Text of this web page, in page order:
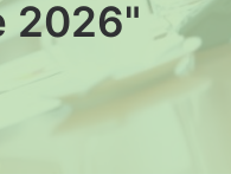
2026"